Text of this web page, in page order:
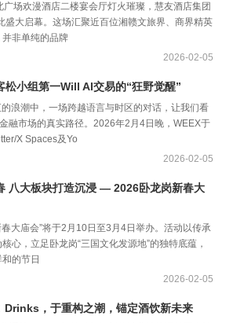
场欢漫酒店二楼宴会厅灯火璀璨，慧友酒店集团
盛大启幕。这场汇聚近百位湘赣文旅界、商界精英
非单纯的品牌
2026-02-05
松小组第一Will AI交易的“狂野觉醒”
浪潮中，一场跨越语言与时区的对话，让我们看
金融市场的真实路径。2026年2月4日晚，WEEX于
X Spaces及Yo
2026-02-05
八大板块打造沉浸 — 2026卧龙岗新春大
庙会”将于2月10日至3月4日举办。活动以传承
心，立足卧龙岗“三国文化发源地”的独特底蕴，
的节日
2026-02-05
，于重构之潮，锚定酒饮新未来